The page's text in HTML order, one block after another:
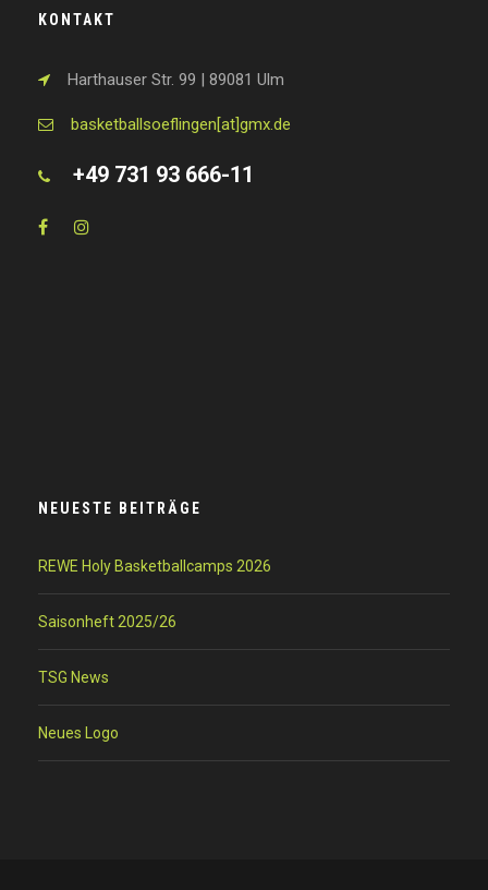
KONTAKT
Harthauser Str. 99 | 89081 Ulm
basketballsoeflingen[at]gmx.de
+49 731 93 666-11
NEUESTE BEITRÄGE
REWE Holy Basketballcamps 2026
Saisonheft 2025/26
TSG News
Neues Logo